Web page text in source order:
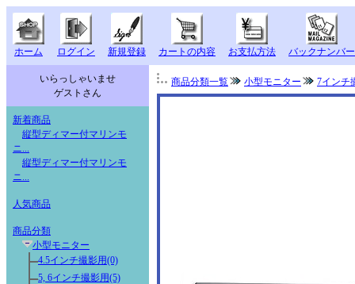
ホーム ログイン 新規登録 カートの内容 お支払方法 バックナンバー
いらっしゃいませ
ゲストさん
新着商品
縦型ディマー付マリンモ
ニ...
縦型ディマー付マリンモ
ニ...
人気商品
商品分類
小型モニター
4.5インチ撮影用(0)
5, 6インチ撮影用(5)
商品分類一覧 小型モニター 7インチ